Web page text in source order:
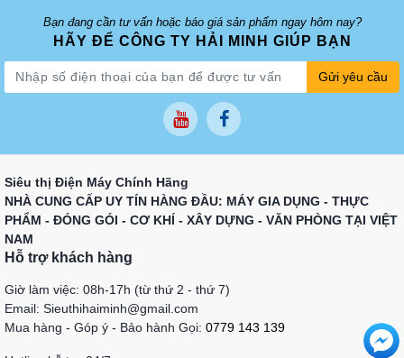
Bạn đang cần tư vấn hoặc báo giá sản phẩm ngay hôm nay?
HÃY ĐỂ CÔNG TY HẢI MINH GIÚP BẠN
Gửi yêu cầu
Siêu thị Điện Máy Chính Hãng
NHÀ CUNG CẤP UY TÍN HÀNG ĐẦU: MÁY GIA DỤNG - THỰC
PHẨM - ĐÓNG GÓI - CƠ KHÍ - XÂY DỰNG - VĂN PHÒNG TẠI VIỆT
NAM
Hỗ trợ khách hàng
Giờ làm việc: 08h-17h (từ thứ 2 - thứ 7)
Email: Sieuthihaiminh@gmail.com
Mua hàng - Góp ý - Bảo hành Gọi: 0779 143 139